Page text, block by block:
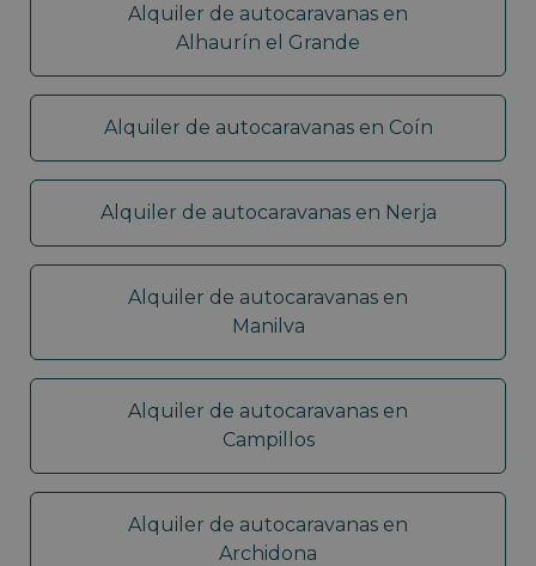
Alquiler de autocaravanas en
Alhaurín el Grande
Alquiler de autocaravanas en Coín
Alquiler de autocaravanas en Nerja
Alquiler de autocaravanas en
Manilva
Alquiler de autocaravanas en
Campillos
Alquiler de autocaravanas en
Archidona